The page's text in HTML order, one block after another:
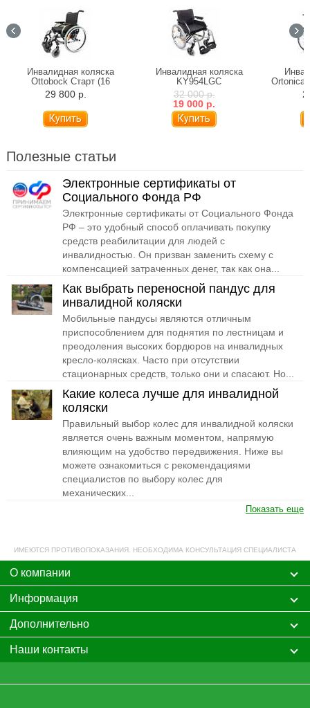
Инвалидная коляска
Ottobock Старт (16
вариантов комплектации)
29 800 р.
Инвалидная коляска
KY954LGC
32 000 р.
19 000 р.
Ortonica
Полезные статьи
Электронные сертификаты от
Социального Фонда РФ
Электронные сертификаты от Социального Фонда
РФ – это удобный способ оплачивать покупку
средств реабилитации для людей с
инвалидностью. Он призван заменить схему с
компенсацией затраченных денег, так как она...
Как выбрать переносной пандус для
инвалидной коляски
Мобильные пандусы являются отличным
приспособлением для поднятия по лестницам и
преодоления высоких бордюров на инвалидных
кресло-колясках. Часто при отсутствии
стационарных средств, только они и спасают. Но...
Какие колеса лучше для инвалидной
коляски
Правильный выбор колес для инвалидной коляски
является очень важным моментом, напрямую
влияющим на удобство передвижения. Ниже вы
можете ознакомиться с рекомендациями
специалистов по выбору колес для
механических...
Показать еще
ИМЕЮТСЯ ПРОТИВОПОКАЗАНИЯ. НЕОБХОДИМА КОНСУЛЬТАЦИЯ СПЕЦИАЛИСТА
О компании
Информация
Дополнительно
Наши контакты